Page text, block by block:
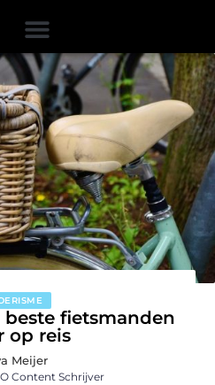
beste fietsmanden
op reis
Meijer
Content Schrijver